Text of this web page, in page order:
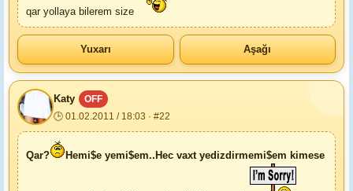
qar yollaya bilerem size
Yuxarı Aşağı
Katy
OFF
🕒 01.02.2011 / 18:03 · #22
Qar? Hemi$e yemi$em..Hec vaxt yedizdirmemi$em kimese